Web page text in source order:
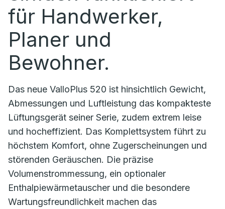
für Handwerker,
Planer und
Bewohner.
Das neue ValloPlus 520 ist hinsichtlich Gewicht,
Abmessungen und Luftleistung das kompakteste
Lüftungsgerät seiner Serie, zudem extrem leise
und hocheffizient. Das Komplettsystem führt zu
höchstem Komfort, ohne Zugerscheinungen und
störenden Geräuschen. Die präzise
Volumenstrommessung, ein optionaler
Enthalpiewärmetauscher und die besondere
Wartungsfreundlichkeit machen das